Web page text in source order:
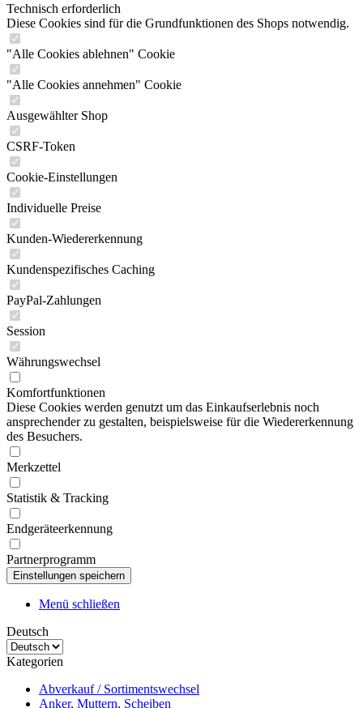
Technisch erforderlich
Diese Cookies sind für die Grundfunktionen des Shops notwendig.
"Alle Cookies ablehnen" Cookie
"Alle Cookies annehmen" Cookie
Ausgewählter Shop
CSRF-Token
Cookie-Einstellungen
Individuelle Preise
Kunden-Wiedererkennung
Kundenspezifisches Caching
PayPal-Zahlungen
Session
Währungswechsel
Komfortfunktionen
Diese Cookies werden genutzt um das Einkaufserlebnis noch
ansprechender zu gestalten, beispielsweise für die Wiedererkennung
des Besuchers.
Merkzettel
Statistik & Tracking
Endgeräteerkennung
Partnerprogramm
Menü schließen
Deutsch
Kategorien
Abverkauf / Sortimentswechsel
Anker, Muttern, Scheiben